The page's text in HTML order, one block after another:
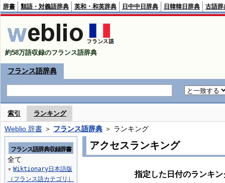
辞書 類語・対義語辞典 英和・和英辞典 日中中日辞典 日韓韓日辞典 古語辞
約58万語収録のフランス語辞典
フランス語辞典
索引 ランキング
Weblio 辞書 ＞ フランス語辞典 ＞ ランキング
アクセスランキング
指定した日付のランキ
フランス語辞典収録辞書
全て
▼ Wiktionary日本語版
（フランス語カテゴリ）